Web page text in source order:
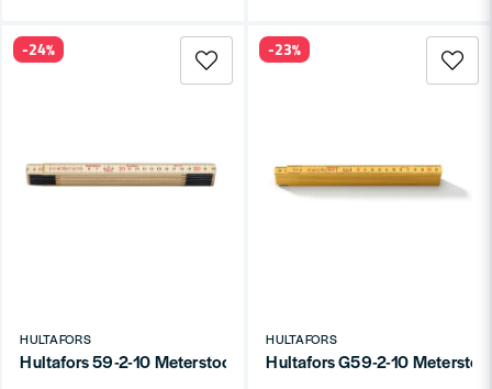
HULTAFORS
Hultafors 59-2-10 Meterstock 59 2m
-24%
HULTAFORS
Hultafors G59-2-
-23%